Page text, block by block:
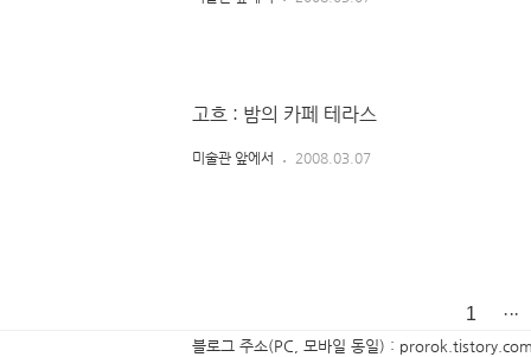
고흐 : 밤의 카페 테라스
미술관 앞에서 2008.03.07
1 ···
블로그 주소(PC, 모바일 동일) : prorok.tistory.com